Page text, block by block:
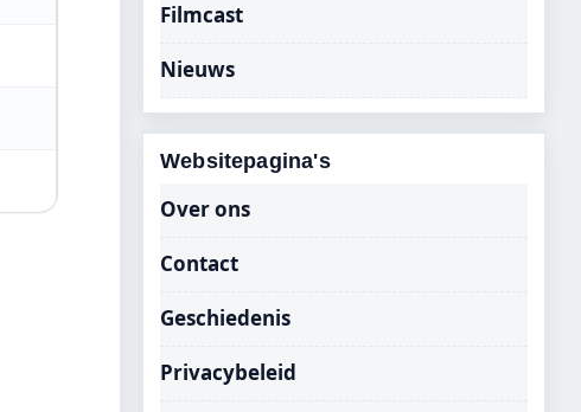
Filmcast
Nieuws
Websitepagina's
Over ons
Contact
Geschiedenis
Privacybeleid